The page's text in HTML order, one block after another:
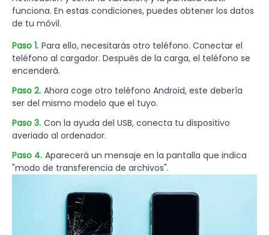
funciona. En estas condiciones, puedes obtener los datos
de tu móvil.
Paso 1. Para ello, necesitarás otro teléfono. Conectar el
teléfono al cargador. Después de la carga, el teléfono se
encenderá.
Paso 2. Ahora coge otro teléfono Android, este debería
ser del mismo modelo que el tuyo.
Paso 3. Con la ayuda del USB, conecta tu dispositivo
averiado al ordenador.
Paso 4. Aparecerá un mensaje en la pantalla que indica
"modo de transferencia de archivos".